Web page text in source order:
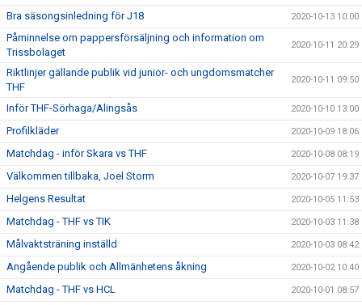
Bra säsongsinledning för J18 2020-10-13 10:00
Påminnelse om pappersförsäljning och information om
Trissbolaget
2020-10-11 20:29
Riktlinjer gällande publik vid junior- och ungdomsmatcher
THF
2020-10-11 09:50
Inför THF-Sörhaga/Alingsås 2020-10-10 13:00
Profilkläder 2020-10-09 18:06
Matchdag - inför Skara vs THF 2020-10-08 08:19
Välkommen tillbaka, Joel Storm 2020-10-07 19:37
Helgens Resultat 2020-10-05 11:53
Matchdag - THF vs TIK 2020-10-03 11:38
Målvaktsträning inställd 2020-10-03 08:42
Angående publik och Allmänhetens åkning 2020-10-02 10:40
Matchdag - THF vs HCL 2020-10-01 08:57